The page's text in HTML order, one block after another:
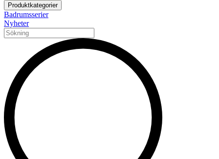
Produktkategorier
Badrumsserier
Nyheter